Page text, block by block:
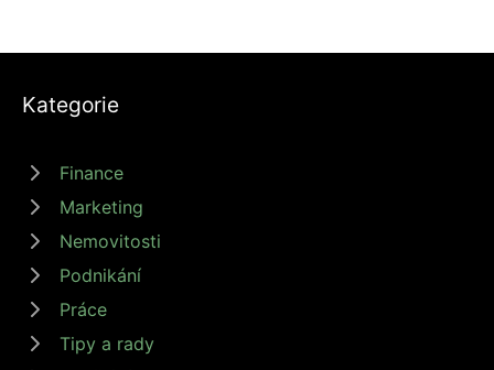
Kategorie
Finance
Marketing
Nemovitosti
Podnikání
Práce
Tipy a rady